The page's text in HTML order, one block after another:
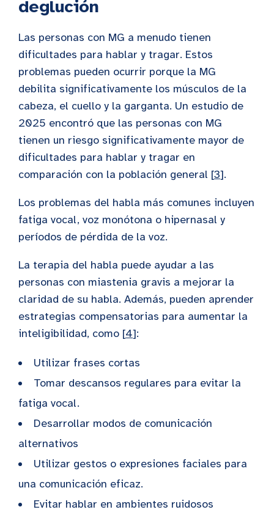
deglución
Las personas con MG a menudo tienen
dificultades para hablar y tragar. Estos
problemas pueden ocurrir porque la MG
debilita significativamente los músculos de la
cabeza, el cuello y la garganta. Un estudio de
2025 encontró que las personas con MG
tienen un riesgo significativamente mayor de
dificultades para hablar y tragar en
comparación con la población general [3].
Los problemas del habla más comunes incluyen
fatiga vocal, voz monótona o hipernasal y
períodos de pérdida de la voz.
La terapia del habla puede ayudar a las
personas con miastenia gravis a mejorar la
claridad de su habla. Además, pueden aprender
estrategias compensatorias para aumentar la
inteligibilidad, como [4]:
Utilizar frases cortas
Tomar descansos regulares para evitar la
fatiga vocal.
Desarrollar modos de comunicación
alternativos
Utilizar gestos o expresiones faciales para
una comunicación eficaz.
Evitar hablar en ambientes ruidosos